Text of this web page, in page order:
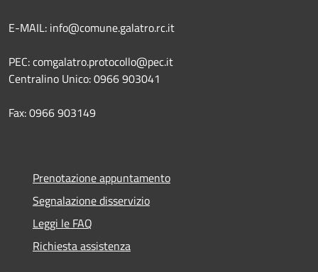
E-MAIL: info@comune.galatro.rc.it
PEC: comgalatro.protocollo@pec.it
Centralino Unico: 0966 903041
Fax: 0966 903149
Prenotazione appuntamento
Segnalazione disservizio
Leggi le FAQ
Richiesta assistenza